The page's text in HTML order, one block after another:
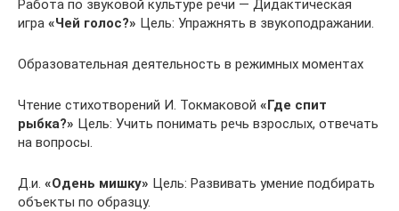
Работа по звуковой культуре речи — Дидактическая
игра «Чей голос?» Цель: Упражнять в звукоподражании.
Образовательная деятельность в режимных моментах
Чтение стихотворений И. Токмаковой «Где спит
рыбка?» Цель: Учить понимать речь взрослых, отвечать
на вопросы.
Д.и. «Одень мишку» Цель: Развивать умение подбирать
объекты по образцу.